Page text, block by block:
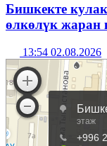
Бишкекте
өлкөлүк жаран
13:54 02.08.2026